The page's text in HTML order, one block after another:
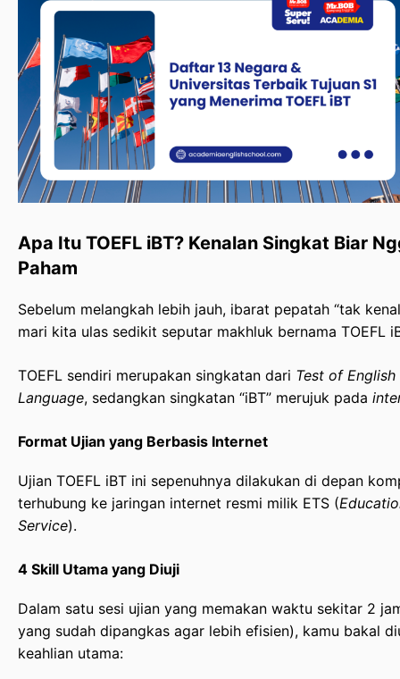
Apa Itu TOEFL iBT? Kenalan Singkat Biar
Paham
Sebelum melangkah lebih jauh, ibarat pepatah “tak
mari kita ulas sedikit seputar makhluk bernama TOEFL
TOEFL sendiri merupakan singkatan dari Test of English
Language, sedangkan singkatan “iBT” merujuk pada
Format Ujian yang Berbasis Internet
Ujian TOEFL iBT ini sepenuhnya dilakukan di depan
terhubung ke jaringan internet resmi milik ETS (
Service).
4 Skill Utama yang Diuji
Dalam satu sesi ujian yang memakan waktu sekitar 2
yang sudah dipangkas agar lebih efisien), kamu bakal
keahlian utama: